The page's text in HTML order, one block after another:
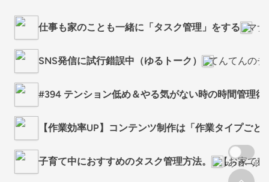
仕事も家のことも一緒に「タスク管理」をする マナ
SNS発信に試行錯誤中（ゆるトーク） てんてんの
#394 テンション低め＆やる気がない時の時間管理術
【作業効率UP】コンテンツ制作は「作業タイプご
子育て中におすすめのタスク管理方法。 【お家で
スクロール